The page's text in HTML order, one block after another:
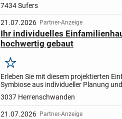
7434 Sufers
21.07.2026 Partner-Anzeige
Ihr individuelles
hochwertig gebaut
Merken
Erleben Sie mit diesem projektierten
Symbiose aus individueller Planung
mit 4,0 Zimmern und einer Wohnfläche
3037 Herrenschwanden
21.07.2026 Partner-Anzeige